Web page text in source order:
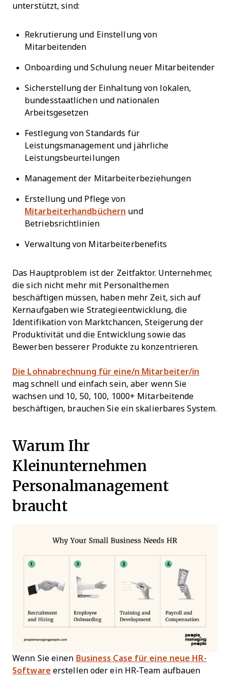
unterstützt, sind:
Rekrutierung und Einstellung von
Mitarbeitenden
Onboarding und Schulung neuer Mitarbeitender
Sicherstellung der Einhaltung von lokalen,
bundesstaatlichen und nationalen
Arbeitsgesetzen
Festlegung von Standards für
Leistungsmanagement und jährliche
Leistungsbeurteilungen
Management der Mitarbeiterbeziehungen
Erstellung und Pflege von
Mitarbeiterhandbüchern und
Betriebsrichtlinien
Verwaltung von Mitarbeiterbenefits
Das Hauptproblem ist der Zeitfaktor. Unternehmer,
die sich nicht mehr mit Personalthemen
beschäftigen müssen, haben mehr Zeit, sich auf
Kernaufgaben wie Strategieentwicklung, die
Identifikation von Marktchancen, Steigerung der
Produktivität und die Entwicklung sowie das
Bewerben besserer Produkte zu konzentrieren.
Die Lohnabrechnung für eine/n Mitarbeiter/in
mag schnell und einfach sein, aber wenn Sie
wachsen und 10, 50, 100, 1000+ Mitarbeitende
beschäftigen, brauchen Sie ein skalierbares System.
Warum Ihr
Kleinunternehmen
Personalmanagement
braucht
Wenn Sie einen Business Case für eine neue HR-
Software erstellen oder ein HR-Team aufbauen